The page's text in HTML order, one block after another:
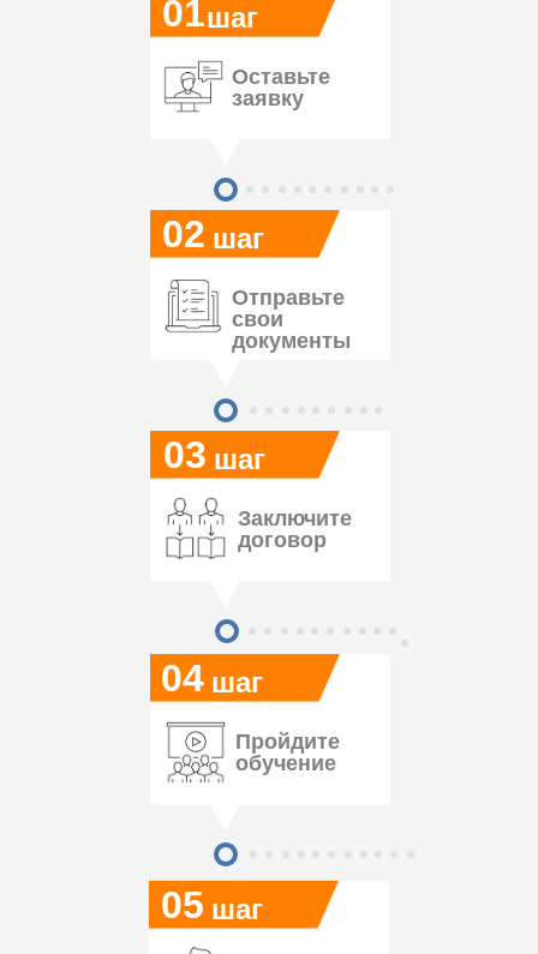
05
04
03
02
01
Оставьте
заявку
шаг
шаг
шаг
шаг
шаг
Отправьте
свои
документы
Заключите
договор
Пройдите
обучение